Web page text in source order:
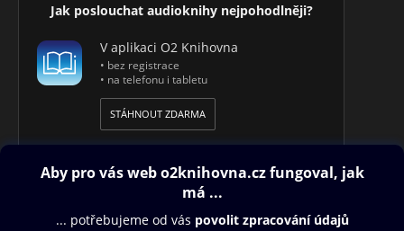
Jak poslouchat audioknihy nejpohodlněji?
V aplikaci O2 Knihovna
• bez registrace
• na telefonu i tabletu
STÁHNOUT ZDARMA
Obsah ke stažení